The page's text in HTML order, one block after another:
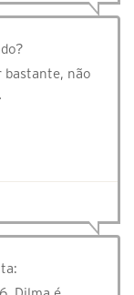
bastante, não